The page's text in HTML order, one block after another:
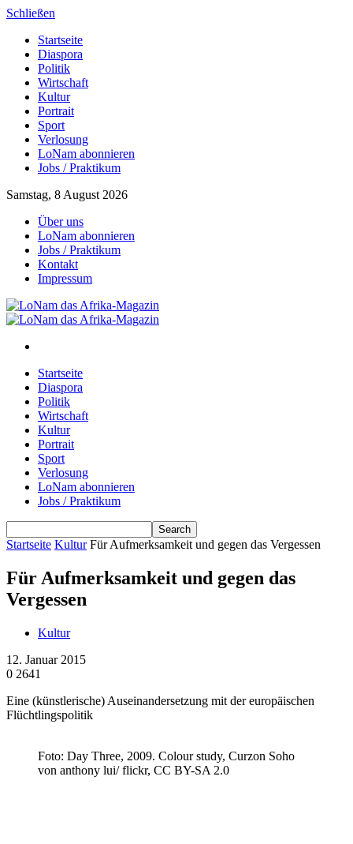
Schließen
Startseite
Diaspora
Politik
Wirtschaft
Kultur
Portrait
Sport
Verlosung
LoNam abonnieren
Jobs / Praktikum
Samstag, 8 August 2026
Über uns
LoNam abonnieren
Jobs / Praktikum
Kontakt
Impressum
Startseite
Diaspora
Politik
Wirtschaft
Kultur
Portrait
Sport
Verlosung
LoNam abonnieren
Jobs / Praktikum
Startseite Kultur Für Aufmerksamkeit und gegen das Vergessen
Für Aufmerksamkeit und gegen das
Vergessen
Kultur
12. Januar 2015
0 2641
Eine (künstlerische) Auseinandersetzung mit der europäischen
Flüchtlingspolitik
Foto: Day Three, 2009. Colour study, Curzon Soho
von anthony lui/ flickr, CC BY-SA 2.0